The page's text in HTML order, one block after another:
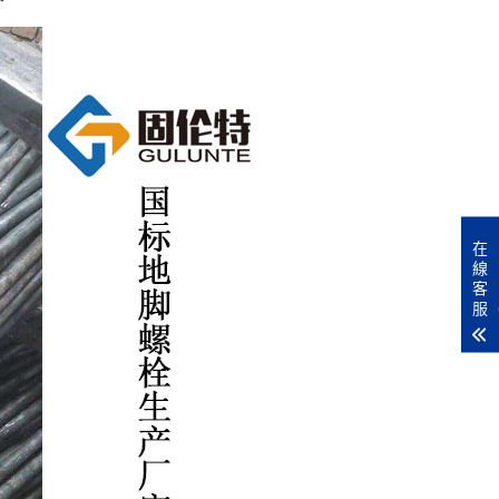
在
線
客
服